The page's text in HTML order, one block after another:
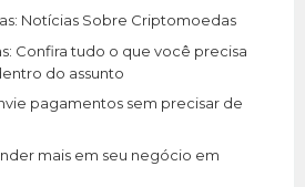
Notícias Sobre Criptomoedas
Confira tudo o que você precisa
do assunto
pagamentos sem precisar de
mais em seu negócio em